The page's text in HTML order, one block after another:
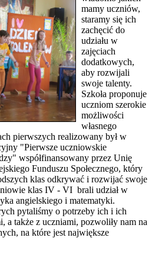
mamy uczniów,
staramy się ich
zachęcić do
udziału w
zajęciach
dodatkowych,
aby rozwijali
swoje talenty.
Szkoła proponuje
uczniom szerokie
możliwości
własnego
pierwszych realizowany był w
"Pierwsze uczniowskie
współfinansowany przez Unię
Funduszu Społecznego, który
klas odkrywać i rozwijać swoje
klas IV - VI brali udział w
angielskiego i matematyki.
pytaliśmy o potrzeby ich i ich
a także z uczniami, pozwoliły nam na
na które jest największe